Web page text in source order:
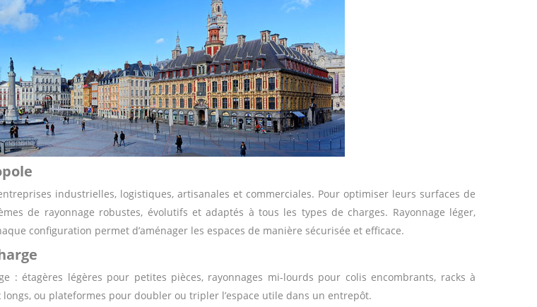
industrielles, logistiques, artisanales et commerciales. Pour optimiser leurs surfaces de
de rayonnage robustes, évolutifs et adaptés à tous les types de charges. Rayonnage léger,
configuration permet d’aménager les espaces de manière sécurisée et efficace.
: étagères légères pour petites pièces, rayonnages mi-lourds pour colis encombrants, racks à
ou plateformes pour doubler ou tripler l’espace utile dans un entrepôt.